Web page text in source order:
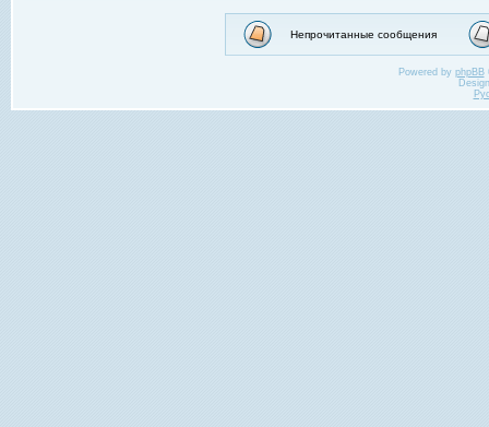
Непрочитанные сообщения
Powered by phpBB